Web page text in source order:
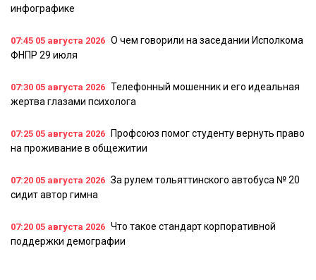
инфографике
07:45 05 августа 2026 О чем говорили на заседании Исполкома
ФНПР 29 июля
07:30 05 августа 2026 Телефонный мошенник и его идеальная
жертва глазами психолога
07:25 05 августа 2026
Профсоюз помог студенту вернуть право
на проживание в общежитии
07:20 05 августа 2026 За рулем тольяттинского автобуса № 20
сидит автор гимна
07:20 05 августа 2026 Что такое стандарт корпоративной
поддержки демографии